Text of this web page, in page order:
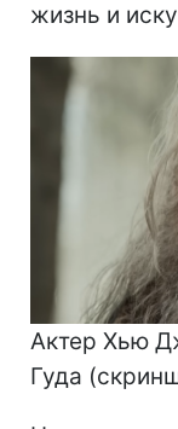
жизнь и
Актер Хью
Гуда